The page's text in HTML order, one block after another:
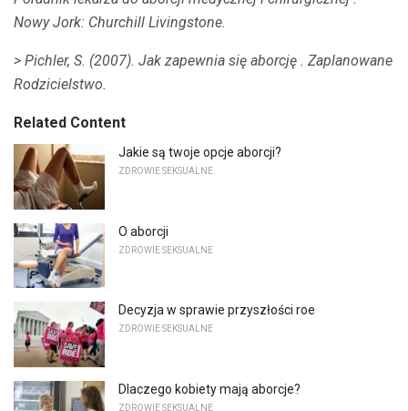
Nowy Jork: Churchill Livingstone.
> Pichler, S. (2007). Jak zapewnia się aborcję . Zaplanowane
Rodzicielstwo.
Related Content
Jakie są twoje opcje aborcji?
ZDROWIE SEKSUALNE
O aborcji
ZDROWIE SEKSUALNE
Decyzja w sprawie przyszłości roe
ZDROWIE SEKSUALNE
Dlaczego kobiety mają aborcje?
ZDROWIE SEKSUALNE